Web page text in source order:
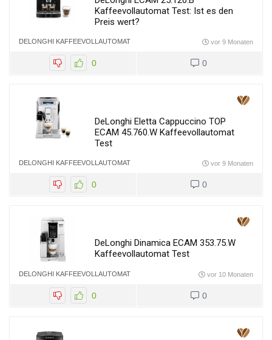
Kaffeevollautomat Test: Ist es den
Preis wert?
DELONGHI KAFFEEVOLLAUTOMAT vor 9 Monaten
0 0
DeLonghi Eletta Cappuccino TOP
ECAM 45.760.W Kaffeevollautomat
Test
DELONGHI KAFFEEVOLLAUTOMAT vor 9 Monaten
0 0
DeLonghi Dinamica ECAM 353.75.W
Kaffeevollautomat Test
DELONGHI KAFFEEVOLLAUTOMAT vor 10 Monaten
0 0